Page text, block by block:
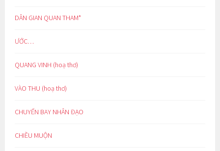
DÂN GIAN QUAN THAM*
ƯỚC…
QUANG VINH (hoạ thơ)
VÀO THU (hoạ thơ)
CHUYẾN BAY NHÂN ĐẠO
CHIỀU MUỘN